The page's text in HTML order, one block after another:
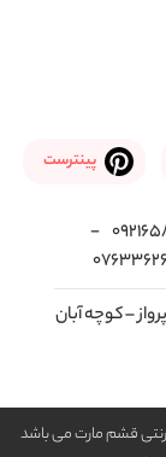
پینترست
-
– کوچه آبان
قشم مارت می باشد